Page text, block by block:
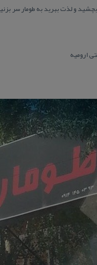
و لذت ببرید به طومار سر
ارومیه